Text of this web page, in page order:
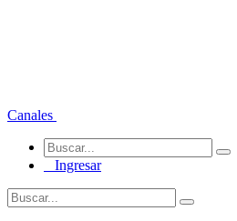
Canales
Ingresar